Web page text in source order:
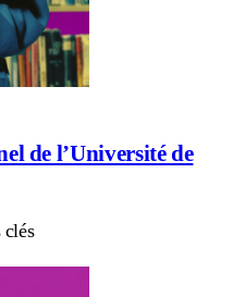
de l’Université de
clés